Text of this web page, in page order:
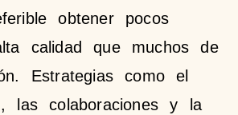
obtener pocos
calidad que muchos de
Estrategias como el
las colaboraciones y la